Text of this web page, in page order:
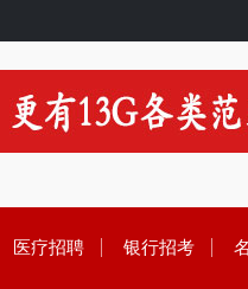
医疗招聘 银行招考